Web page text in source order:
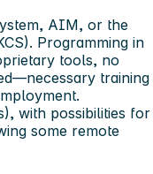
AIM, or the
Programming in
tools, no
training
with possibilities for
some remote